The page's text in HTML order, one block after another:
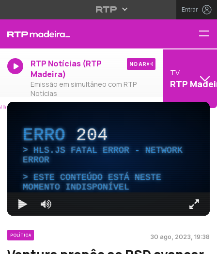
Entrar
RTP Notícias (RTP
Madeira)
Emissão em simultâneo com RTP
Notícias
NO AR
TV
RTP
ERRO204
HLS.JS FATAL ERROR - NETWORK
ERROR
ESTE CONTEÚDO ESTÁ NESTE
MOMENTO INDISPONÍVEL
POLÍTICA 30 ago, 2023, 19:38